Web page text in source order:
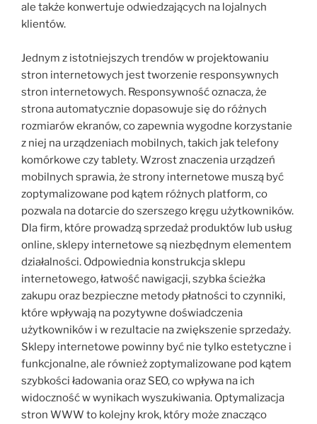
ale także konwertuje odwiedzających na lojalnych
klientów.
Jednym z istotniejszych trendów w projektowaniu
stron internetowych jest tworzenie responsywnych
stron internetowych. Responsywność oznacza, że
strona automatycznie dopasowuje się do różnych
rozmiarów ekranów, co zapewnia wygodne korzystanie
z niej na urządzeniach mobilnych, takich jak telefony
komórkowe czy tablety. Wzrost znaczenia urządzeń
mobilnych sprawia, że strony internetowe muszą być
zoptymalizowane pod kątem różnych platform, co
pozwala na dotarcie do szerszego kręgu użytkowników.
Dla firm, które prowadzą sprzedaż produktów lub usług
online, sklepy internetowe są niezbędnym elementem
działalności. Odpowiednia konstrukcja sklepu
internetowego, łatwość nawigacji, szybka ścieżka
zakupu oraz bezpieczne metody płatności to czynniki,
które wpływają na pozytywne doświadczenia
użytkowników i w rezultacie na zwiększenie sprzedaży.
Sklepy internetowe powinny być nie tylko estetyczne i
funkcjonalne, ale również zoptymalizowane pod kątem
szybkości ładowania oraz SEO, co wpływa na ich
widoczność w wynikach wyszukiwania. Optymalizacja
stron WWW to kolejny krok, który może znacząco